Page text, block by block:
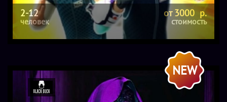
2-12
человек
от 3000 р.
стоимость
NEW